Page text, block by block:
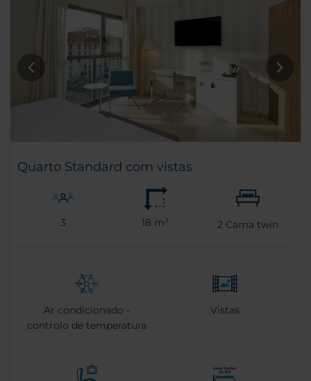
Quarto Standard com vistas
3 18 m² 2 Cama twin
Ar condicionado -
controlo de temperatura
Vistas